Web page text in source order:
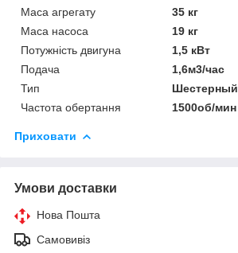
Маса агрегату
35 кг
Маса насоса
19 кг
Потужність двигуна
1,5 кВт
Подача
1,6м3/час
Тип
Шестерный
Частота обертання
1500об/мин
Приховати
Умови доставки
Нова Пошта
Самовивіз